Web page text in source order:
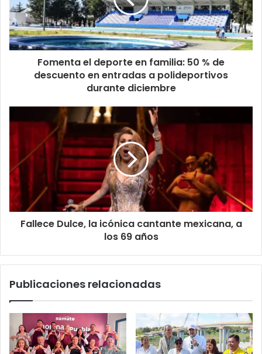
Fomenta el deporte en familia: 50 % de
descuento en entradas a polideportivos
durante diciembre
Fallece Dulce, la icónica cantante mexicana, a
los 69 años
Publicaciones relacionadas